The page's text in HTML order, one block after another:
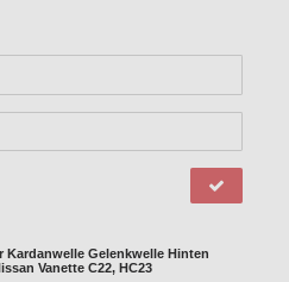
Kardanwelle Gelenkwelle Hinten
Vanette C22, HC23